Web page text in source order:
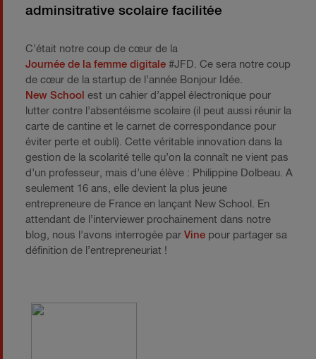
adminsitrative scolaire facilitée
C’était notre coup de cœur de la
Journée de la femme digitale #JFD. Ce sera notre coup
de cœur de la startup de l’année Bonjour Idée.
New School est un cahier d’appel électronique pour
lutter contre l’absentéisme scolaire (il peut aussi réunir la
carte de cantine et le carnet de correspondance pour
éviter perte et oubli). Cette véritable innovation dans la
gestion de la scolarité telle qu’on la connaît ne vient pas
d’un professeur, mais d’une élève : Philippine Dolbeau. A
seulement 16 ans, elle devient la plus jeune
entrepreneure de France en lançant New School. En
attendant de l’interviewer prochainement dans notre
blog, nous l’avons interrogée par Vine pour partager sa
définition de l’entrepreneuriat !